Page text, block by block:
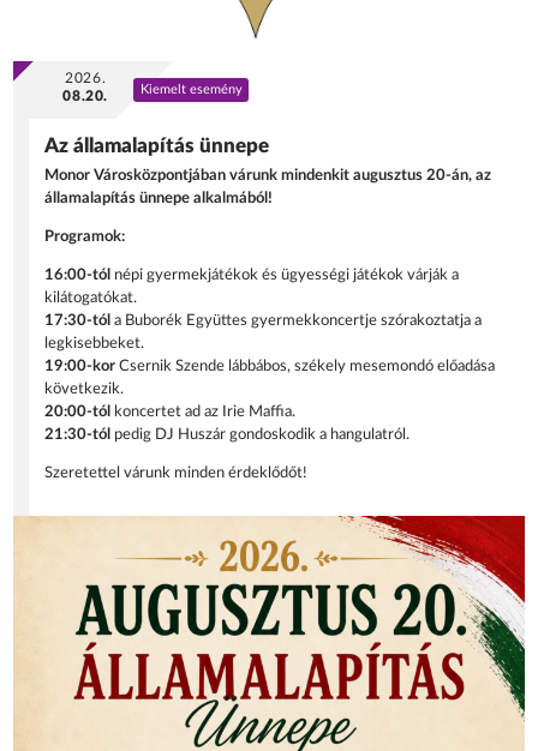
2026.
08.20.
Kiemelt esemény
Az államalapítás ünnepe
Monor Városközpontjában várunk mindenkit augusztus 20-án, az
államalapítás ünnepe alkalmából!
Programok:
16:00-tól népi gyermekjátékok és ügyességi játékok várják a
kilátogatókat.
17:30-tól a Buborék Együttes gyermekkoncertje szórakoztatja a
legkisebbeket.
19:00-korCsernik Szende lábbábos, székely mesemondó előadása
következik.
20:00-tól
koncertet ad az Irie Maffia.
21:30-tól pedig DJ Huszár gondoskodik a hangulatról.
Szeretettel várunk minden érdeklődőt!